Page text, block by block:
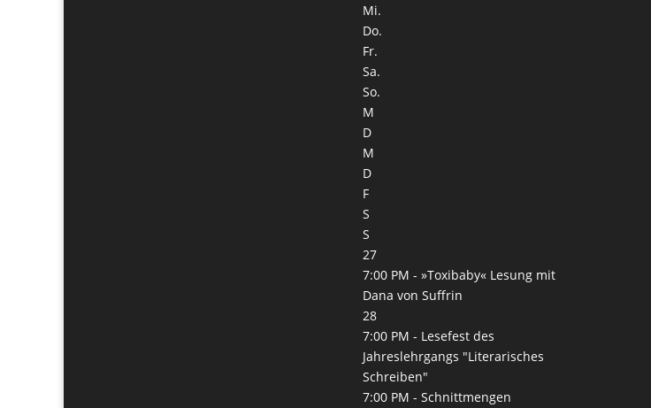
Mi.
Do.
Fr.
Sa.
So.
M
D
M
D
F
S
S
27
7:00 PM -»Toxibaby« Lesung mit
Dana von Suffrin
28
7:00 PM - Lesefest des
Jahreslehrgangs "Literarisches
Schreiben"
7:00 PM -Schnittmengen